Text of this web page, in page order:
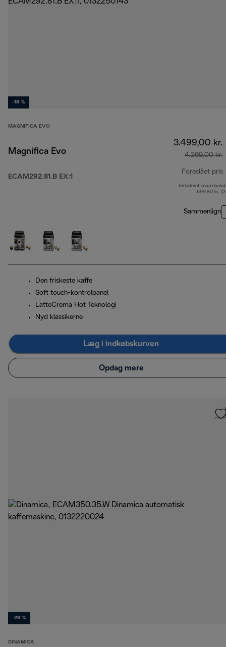
-18 %
MAGNIFICA EVO
Magnifica Evo
ECAM292.81.B EX:1
3.499,00 kr.
4.269,00 kr.
Foreslået pris
Inkluderet
699,80 kr.
Sammenlign
Den friskeste kaffe
Soft touch-kontrolpanel
LatteCrema Hot Teknologi
Nyd klassikerne
Læg i indkøbskurven
Opdag mere
-29 %
DINAMICA